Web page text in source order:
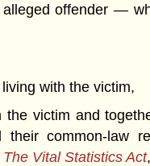
offender —
with the victim,
the victim and
their common-law
The Vital Statistics Act